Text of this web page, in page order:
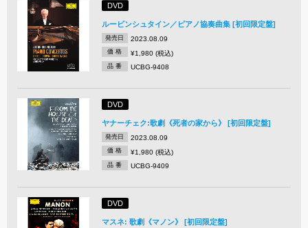
DVD
ルービンシュタイン／ピアノ協奏曲集 [初回限定盤]
発売日 2023.08.09
価 格 ¥1,980 (税込)
品 番 UCBG-9408
DVD
ヤナーチェク:歌劇《死者の家から》 [初回限定盤]
発売日 2023.08.09
価 格 ¥1,980 (税込)
品 番 UCBG-9409
DVD
マスネ: 歌劇《マノン》 [初回限定盤]